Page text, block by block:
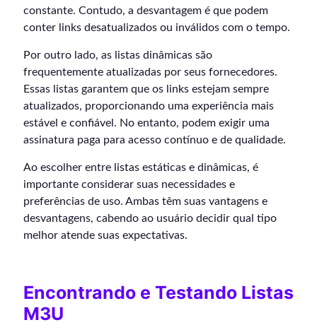
constante. Contudo, a desvantagem é que podem
conter links desatualizados ou inválidos com o tempo.
Por outro lado, as listas dinâmicas são
frequentemente atualizadas por seus fornecedores.
Essas listas garantem que os links estejam sempre
atualizados, proporcionando uma experiência mais
estável e confiável. No entanto, podem exigir uma
assinatura paga para acesso contínuo e de qualidade.
Ao escolher entre listas estáticas e dinâmicas, é
importante considerar suas necessidades e
preferências de uso. Ambas têm suas vantagens e
desvantagens, cabendo ao usuário decidir qual tipo
melhor atende suas expectativas.
Encontrando e Testando Listas
M3U